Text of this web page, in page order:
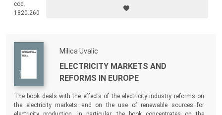
Censimento generale dell’Agricoltura.
cod.
1820.260
Milica Uvalic
ELECTRICITY MARKETS AND
REFORMS IN EUROPE
The book deals with the effects of the electricity industry reforms on
the electricity markets and on the use of renewable sources for